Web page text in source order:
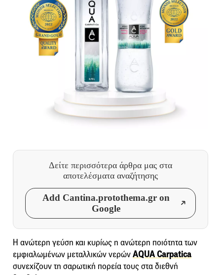
Δείτε περισσότερα άρθρα μας στα
αποτελέσματα αναζήτησης
Add Cantina.protothema.gr on
Google
H ανώτερη γεύση και κυρίως η ανώτερη ποιότητα των
εμφιαλωμένων μεταλλικών νερώνAQUA Carpatica
συνεχίζουν τη σαρωτική πορεία τους στα διεθνή